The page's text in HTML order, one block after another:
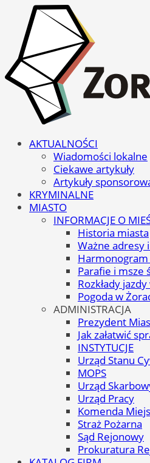
AKTUALNOŚCI
Wiadomości lokalne
Ciekawe artykuły
Artykuły
KRYMINALNE
MIASTO
INFORMACJE O
Historia miasta
Ważne adresy
Parafie i msze
Rozkłady
Pogoda w
ADMINISTRACJA
Prezydent
Jak załatwić
INSTYTUCJE
Urząd Stanu
MOPS
Urząd
Urząd Pracy
Komenda
Straż Pożarna
Sąd Rejonowy
Prokuratura